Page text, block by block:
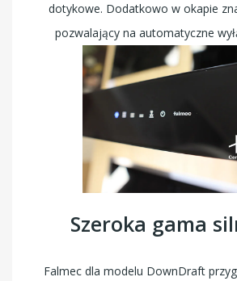
dotykowe. Dodatkowo w okapie
pozwalający na automatyczne
Szeroka gama
Falmec dla modelu DownDraft